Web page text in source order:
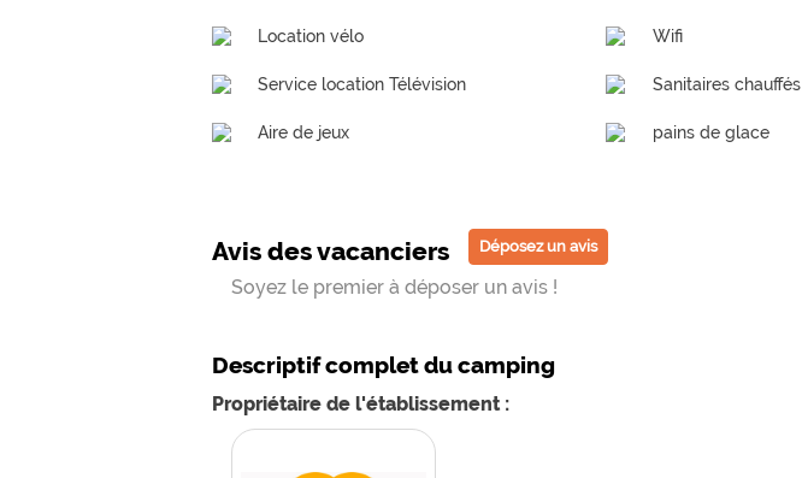
Location vélo Wifi
Service location Télévision Sanitaires chauffés
Aire de jeux pains de glace
Avis des vacanciers Déposez un avis
Soyez le premier à déposer un avis !
Descriptif complet du camping
Propriétaire de l'établissement :